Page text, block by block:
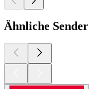
Ähnliche Sender